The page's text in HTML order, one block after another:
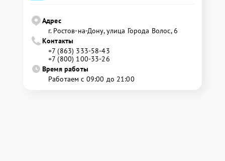
Адрес
г. Ростов-на-Дону, улица Города Волос, 6
Контакты
+7 (863) 333-58-43
+7 (800) 100-33-26
Время работы
Работаем с 09:00 до 21:00